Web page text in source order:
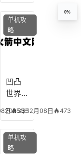
技能
加
点，
神武
龙宫
怎么
日 335
凹凸
世界
全部
阵容
搭
配，
2025年12月08日 473
单机攻
略
单机攻
略
0%